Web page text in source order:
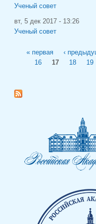
Ученый совет
вт, 5 дек 2017 - 13:26
Ученый совет
« первая ‹
16
17 18 19